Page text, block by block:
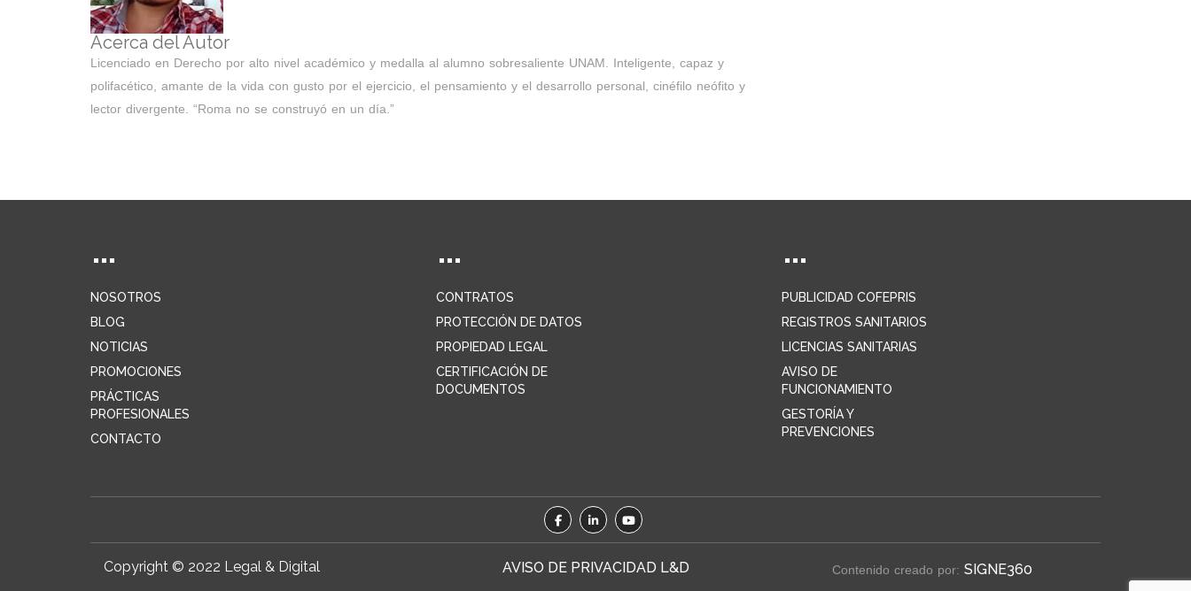
Acerca del Autor
Licenciado en Derecho por alto nivel académico y medalla al alumno sobresaliente UNAM. Inteligente, capaz y
polifacético, amante de la vida con gusto por el ejercicio, el pensamiento y el desarrollo personal, cinéfilo neófito y
lector divergente. “Roma no se construyó en un día.”
NOSOTROS
BLOG
NOTICIAS
PROMOCIONES
PRÁCTICAS
PROFESIONALES
CONTACTO
CONTRATOS
PROTECCIÓN DE DATOS
PROPIEDAD LEGAL
CERTIFICACIÓN DE
DOCUMENTOS
PUBLICIDAD COFEPRIS
REGISTROS SANITARIOS
LICENCIAS SANITARIAS
AVISO DE
FUNCIONAMIENTO
GESTORÍA Y
PREVENCIONES
Copyright © 2022 Legal & Digital AVISO DE PRIVACIDAD L&D Contenido creado por: SIGNE360